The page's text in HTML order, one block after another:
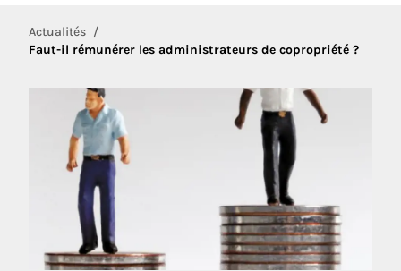
Actualités
Faut-il rémunérer les administrateurs de copropriété ?